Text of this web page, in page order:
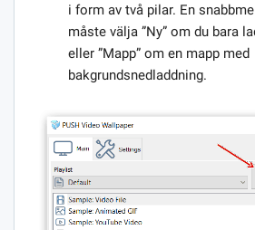
i form av två pilar. En
måste välja ”Ny” om du bara
eller ”Mapp” om en mapp med
bakgrundsnedladdning.